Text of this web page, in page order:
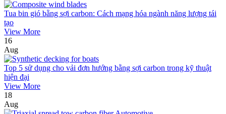
Tua bin gió bằng sợi carbon: Cách mạng hóa ngành năng lượng tái
tạo
View More
16
Aug
Top 5 sử dụng cho vải đơn hướng bằng sợi carbon trong kỹ thuật
hiện đại
View More
18
Aug